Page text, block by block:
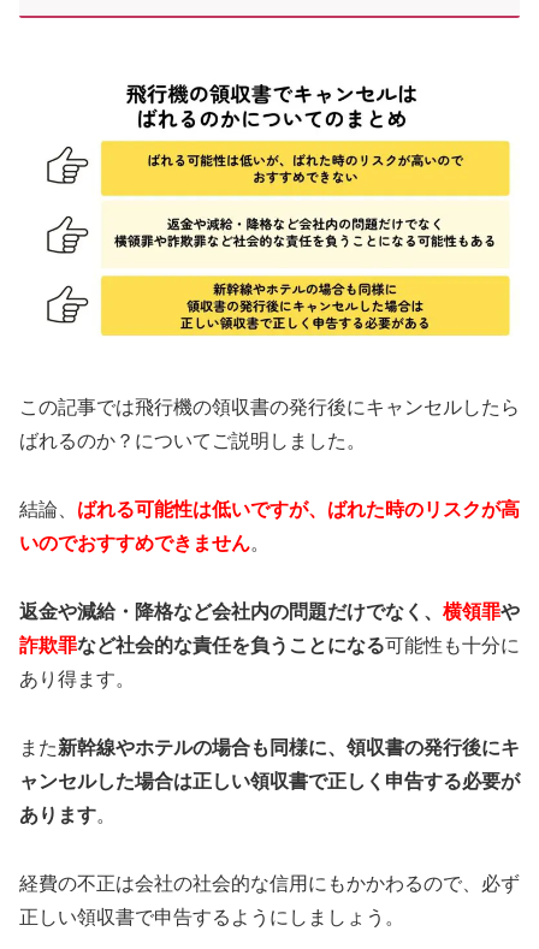
この記事では飛行機の領収書の発行後にキャンセルしたら
ばれるのか？についてご説明しました。
結論、 ばれる可能性は低いですが、ばれた時のリスクが高
いのでおすすめできません。
返金や減給・降格など会社内の問題だけでなく、 横領罪や
詐欺罪など社会的な責任を負うことになる可能性も十分に
あり得ます。
また新幹線やホテルの場合も同様に、領収書の発行後にキ
ャンセルした場合は正しい領収書で正しく申告する必要が
あります。
経費の不正は会社の社会的な信用にもかかわるので、必ず
正しい領収書で申告するようにしましょう。